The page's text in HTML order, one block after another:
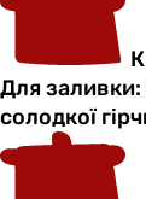
Для заливки:
солодкої